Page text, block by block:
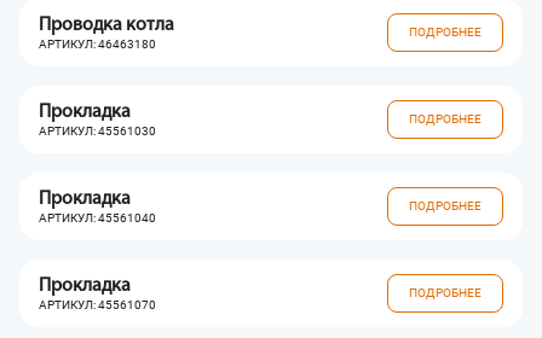
Проводка котла
АРТИКУЛ: 46463180
ПОДРОБНЕЕ
Прокладка
АРТИКУЛ: 45561030
ПОДРОБНЕЕ
Прокладка
АРТИКУЛ: 45561040
ПОДРОБНЕЕ
Прокладка
АРТИКУЛ: 45561070
ПОДРОБНЕЕ